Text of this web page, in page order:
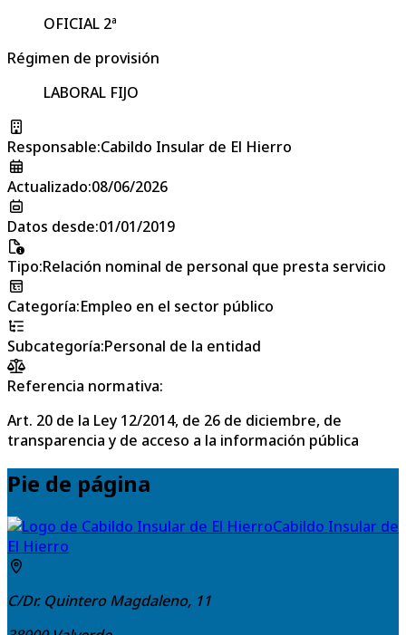
OFICIAL 2ª
Régimen de provisión
LABORAL FIJO
Responsable:Cabildo Insular de El Hierro
Actualizado:08/06/2026
Datos desde:01/01/2019
Tipo:Relación nominal de personal que presta servicio
Categoría:Empleo en el sector público
Subcategoría:Personal de la entidad
Referencia normativa:
Art. 20 de la Ley 12/2014, de 26 de diciembre, de
transparencia y de acceso a la información pública
Pie de página
Cabildo Insular de
El Hierro
C/Dr. Quintero Magdaleno, 11